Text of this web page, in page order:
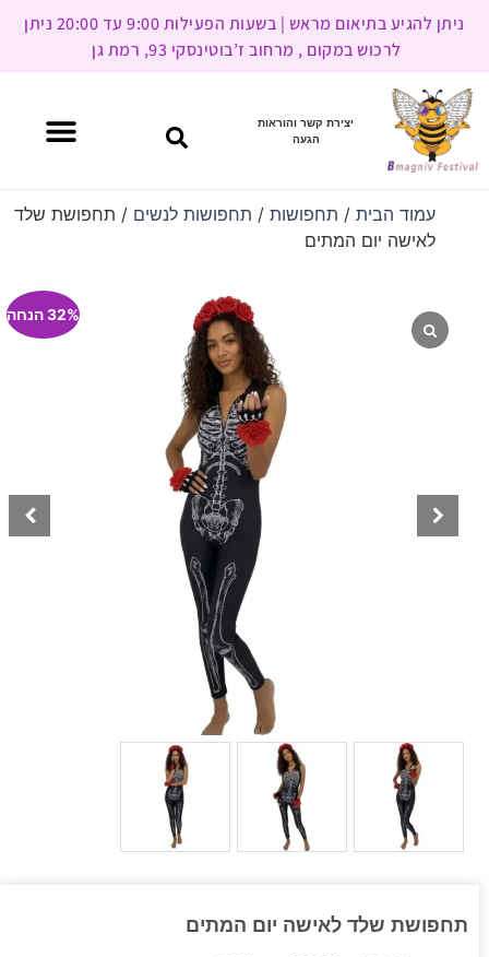
ניתן להגיע בתיאום מראש | בשעות הפעילות 9:00 עד 20:00 ניתן
לרכוש במקום , מרחוב ז’בוטינסקי 93, רמת גן
יצירת קשר והוראות
הגעה
עמוד הבית/ תחפושות/ תחפושות לנשים / תחפושת שלד
לאישה יום המתים
32% הנחה
תחפושת שלד לאישה יום המתים